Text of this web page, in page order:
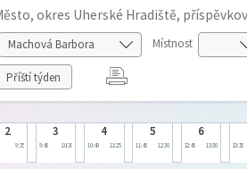
okres Uherské Hradiště,
Místnost
Příští týden
2
9:35
3
9:45 10:30
4
10:40 11:25
5
11:45 12:30
6
12:45 13:30 13:35